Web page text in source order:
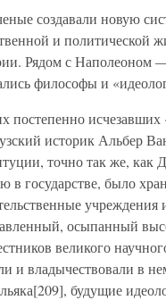
создавали новую
и политической
Рядом с Наполеоном —
философы и
постепенно исчезавших
историк Альбер
точно так же, как
в государстве, было
учреждения
осыпанный
великого
и владычествовали в
будущие